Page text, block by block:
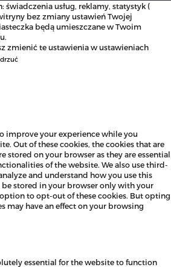
świadczenia usług, reklamy, statystyk (
bez zmiany ustawień Twojej
będą umieszczane w Twoim
zmienić te ustawienia w ustawieniach
improve your experience while you
Out of these cookies, the cookies that are
stored on your browser as they are essential
of the website. We also use third-
and understand how you use this
be stored in your browser only with your
option to opt-out of these cookies. But opting
may have an effect on your browsing
essential for the website to function